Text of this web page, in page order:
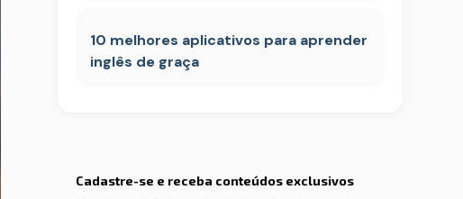
10 melhores aplicativos para aprender
inglês de graça
Cadastre-se e receba conteúdos exclusivos